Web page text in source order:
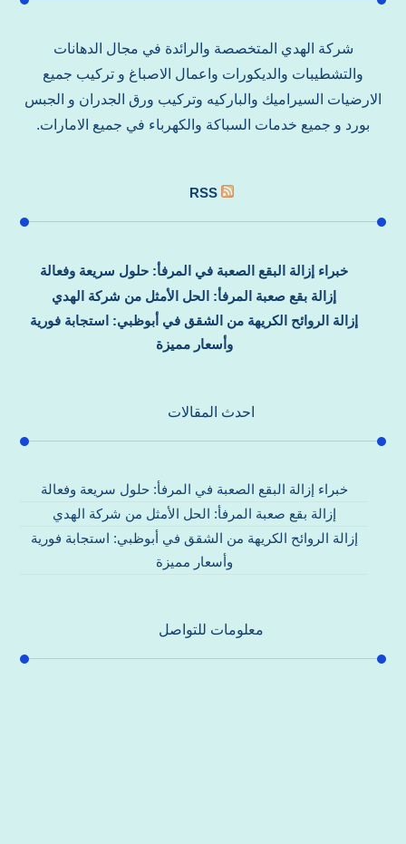
شركة الهدي المتخصصة والرائدة في مجال الدهانات
والتشطيبات والديكورات واعمال الاصباغ و تركيب جميع
الارضيات السيراميك والباركيه وتركيب ورق الجدران و الجبس
بورد و جميع خدمات السباكة والكهرباء في جميع الامارات.
RSS
خبراء إزالة البقع الصعبة في المرفأ: حلول سريعة وفعالة
إزالة بقع صعبة المرفأ: الحل الأمثل من شركة الهدي
إزالة الروائح الكريهة من الشقق في أبوظبي: استجابة فورية
وأسعار مميزة
احدث المقالات
خبراء إزالة البقع الصعبة في المرفأ: حلول سريعة وفعالة
إزالة بقع صعبة المرفأ: الحل الأمثل من شركة الهدي
إزالة الروائح الكريهة من الشقق في أبوظبي: استجابة فورية
وأسعار مميزة
معلومات للتواصل